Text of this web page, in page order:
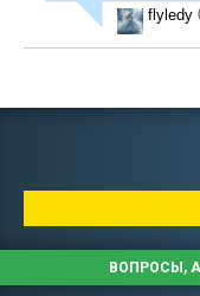
flyledy
ВОПРОСЫ,